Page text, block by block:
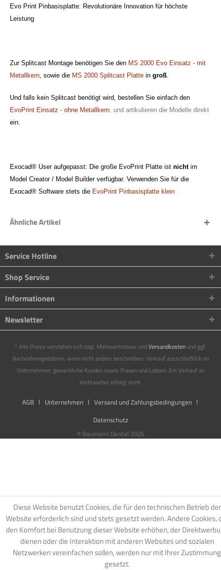
Evo Print Pinbasisplatte: Revolutionäre Innovation für höchste
Leistung
Zur Splitcast Montage benötigen Sie den MS 2000 Evo Einsatz - mit
Metallkern, sowie die MS 2000 Splitcast Platte in groß.
Und falls kein Splitcast benötigt wird, bestellen Sie einfach den
EvoPrint Einsatz - ohne Metallkern, und artikulieren die Modelle direkt
ein.
Exocad® User aufgepasst: Die große EvoPrint Platte ist nichtim
Model Creator / Model Builder verfügbar. Verwenden Sie für die
Exocad® Software stets die EvoPrint Pinbasisplatte klein
Ähnliche Artikel
Service Hotline
Shop Service
Informationen
Newsletter
* Alle Preise verstehen sich zzgl. Mehrwertsteuer undVersandkostenund ggf.
Nachnahmegebühren, wenn nicht anders beschrieben. Verkauf ausschließlich an
Unternehmen, gewerbliche Kunden sowie Praxen und Labore. Ein Verkauf an
Verbraucher erfolgt nicht.
AGB Unternehmen
Versand und Zahlungsbedingungen
Datenschutz
© Baumann Dental 2026
Diese Website benutzt Cookies, die für den technischen Betrieb der
Website erforderlich sind und stets gesetzt werden. Andere Cookies,
den Komfort bei Benutzung dieser Website erhöhen, der
dienen oder die Interaktion mit anderen Websites und sozialen
Netzwerken vereinfachen sollen, werden nur mit Ihrer Zustimmung
gesetzt.